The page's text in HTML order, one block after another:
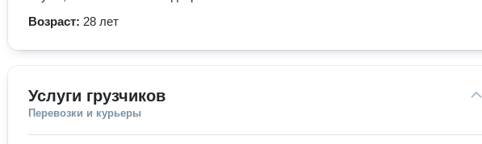
Возраст: 28 лет
Услуги грузчиков
Перевозки и курьеры